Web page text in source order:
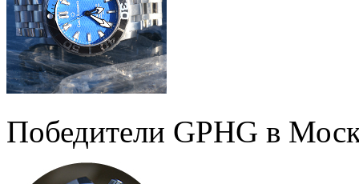
Победители GPHG в